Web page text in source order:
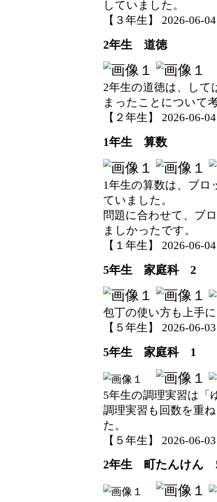
していました。
【３年生】 2026-06-
2年生 道徳
2年生の道徳は、し
まったことについて
【２年生】 2026-06-
1年生 算数
1年生の算数は、ブ
ていました。
問題に合わせて、ブ
ましかったです。
【１年生】 2026-06-
5年生 家庭科 2
包丁の使い方も上手
【５年生】 2026-06-
5年生 家庭科 1
5年生の調理実習は「
調理実習も回数を重
た。
【５年生】 2026-06-
2年生 町たんけん